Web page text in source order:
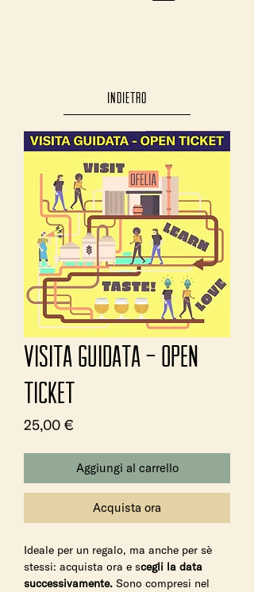
INDIETRO
Visita Guidata - Open
ticket
25,00 €
Aggiungi al carrello
Acquista ora
Ideale per un regalo, ma anche per sè
stessi: acquista ora e scegli la data
successivamente. Sono compresi nel